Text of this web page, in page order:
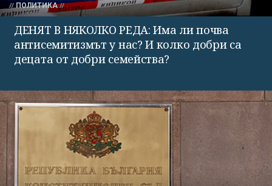
ПОЛИТИКА
ДЕНЯТ В НЯКОЛКО РЕДА: Има ли почва
антисемитизмът у нас? И колко добри са
децата от добри семейства?